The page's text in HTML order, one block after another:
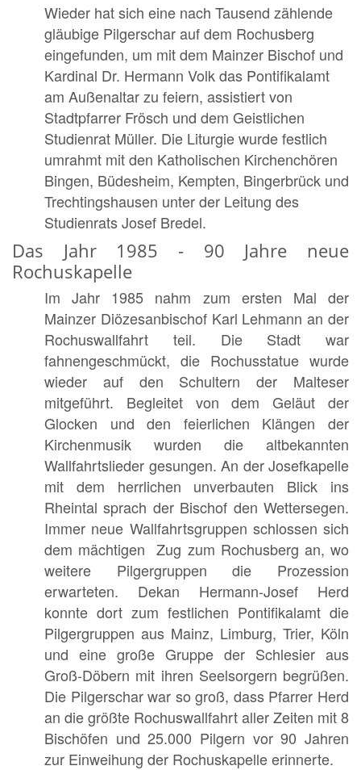
Wieder hat sich eine nach Tausend zählende
gläubige Pilgerschar auf dem Rochusberg
eingefunden, um mit dem Mainzer Bischof und
Kardinal Dr. Hermann Volk das Pontifikalamt
am Außenaltar zu feiern, assistiert von
Stadtpfarrer Frösch und dem Geistlichen
Studienrat Müller. Die Liturgie wurde festlich
umrahmt mit den Katholischen Kirchenchören
Bingen, Büdesheim, Kempten, Bingerbrück und
Trechtingshausen unter der Leitung des
Studienrats Josef Bredel.
Das Jahr 1985 - 90 Jahre neue
Rochuskapelle
Im Jahr 1985 nahm zum ersten Mal der
Mainzer Diözesanbischof Karl Lehmann an der
Rochuswallfahrt teil. Die Stadt war
fahnengeschmückt, die Rochusstatue wurde
wieder auf den Schultern der Malteser
mitgeführt. Begleitet von dem Geläut der
Glocken und den feierlichen Klängen der
Kirchenmusik wurden die altbekannten
Wallfahrtslieder gesungen. An der Josefkapelle
mit dem herrlichen unverbauten Blick ins
Rheintal sprach der Bischof den Wettersegen.
Immer neue Wallfahrtsgruppen schlossen sich
dem mächtigen Zug zum Rochusberg an, wo
weitere Pilgergruppen die Prozession
erwarteten. Dekan Hermann-Josef Herd
konnte dort zum festlichen Pontifikalamt die
Pilgergruppen aus Mainz, Limburg, Trier, Köln
und eine große Gruppe der Schlesier aus
Groß-Döbern mit ihren Seelsorgern begrüßen.
Die Pilgerschar war so groß, dass Pfarrer Herd
an die größte Rochuswallfahrt aller Zeiten mit 8
Bischöfen und 25.000 Pilgern vor 90 Jahren
zur Einweihung der Rochuskapelle erinnerte.